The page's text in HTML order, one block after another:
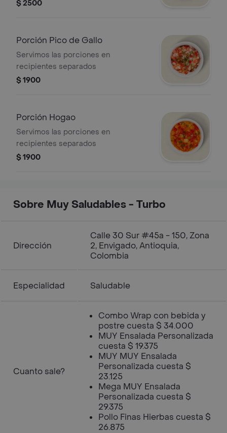
$ 2500
Porción Pico de Gallo
Servimos las porciones en
recipientes separados
$ 1900
Porción Hogao
Servimos las porciones en
recipientes separados
$ 1900
Sobre Muy Saludables - Turbo
Dirección
Calle 30 Sur #45a - 150, Zona
2, Envigado, Antioquia,
Colombia
Especialidad Saludable
Cuanto sale?
Combo Wrap con bebida y
postre cuesta $ 34.000
MUY Ensalada Personalizada
cuesta $ 19.375
MUY MUY Ensalada
Personalizada cuesta $
23.125
Mega MUY Ensalada
Personalizada cuesta $
29.375
Pollo Finas Hierbas cuesta $
26.875